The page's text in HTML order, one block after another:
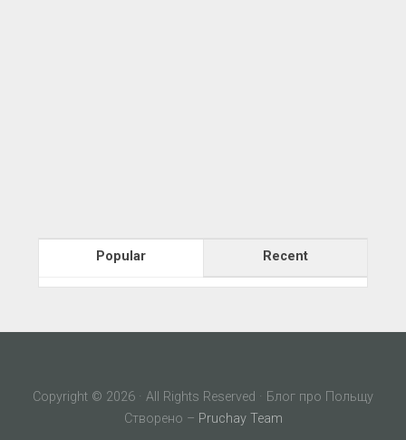
Popular Recent
Copyright © 2026 · All Rights Reserved · Блог про Польщу
Створено – Pruchay Team